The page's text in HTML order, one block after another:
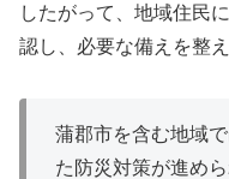
したがって、地域住民
認し、必要な備えを整
蒲郡市を含む地域
た防災対策が進め